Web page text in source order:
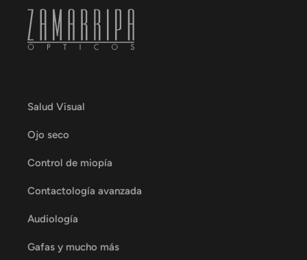
Salud Visual
Ojo seco
Control de miopía
Contactología avanzada
Audiología
Gafas y mucho más